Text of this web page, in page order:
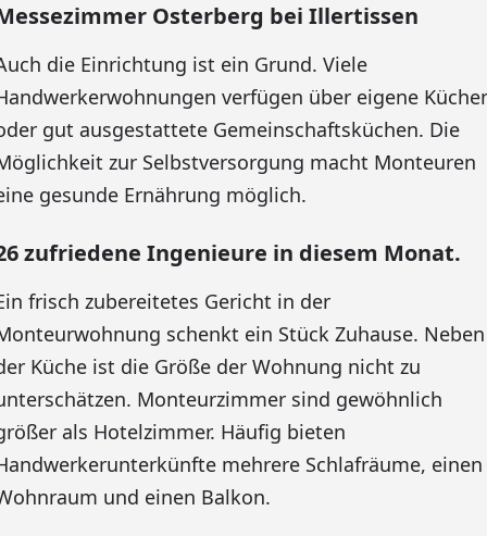
Osterberg bei Illertissen
die Einrichtung ist ein Grund. Viele
verfügen über eigene
gut ausgestattete Gemeinschaftsküchen. Die
zur Selbstversorgung macht Monteuren
gesunde Ernährung möglich.
zufriedene Ingenieure in diesem Monat.
frisch zubereitetes Gericht in der
schenkt ein Stück Zuhause. Neben
Küche ist die Größe der Wohnung nicht zu
Monteurzimmer sind gewöhnlich
als Hotelzimmer. Häufig bieten
mehrere Schlafräume, einen
und einen Balkon.